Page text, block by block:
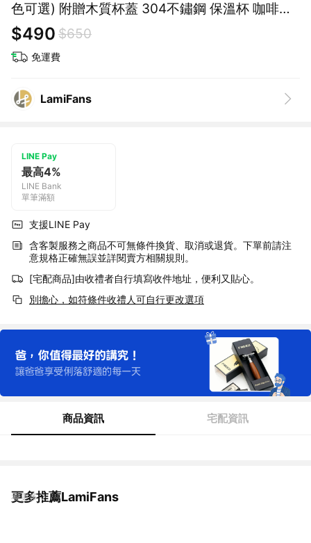
色可選) 附贈木質杯蓋 304不鏽鋼 保溫杯 咖啡杯
專屬於你 獨一無二
$490 $650
免運費
LamiFans
LINE Pay
最高4%
LINE Bank
單筆滿額
支援LINE Pay
含客製服務之商品不可無條件換貨、取消或退貨。下單前請注
意規格正確無誤並詳閱賣方相關規則。
[宅配商品]由收禮者自行填寫收件地址，便利又貼心。
別擔心，如符條件收禮人可自行更改選項
商品資訊 宅配資訊
更多推薦LamiFans
看更多